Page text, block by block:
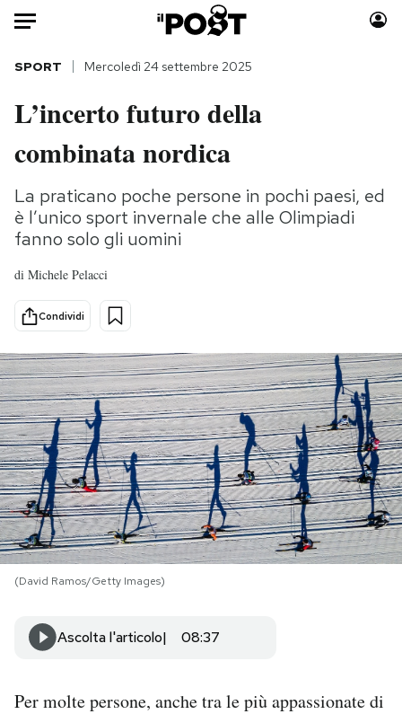
Auto
HOME
Italia
Politica
Tecnologia
Scienza
Cultura
Economia
Sport
Moda
Consumismi
Storie/Idee
Mondiali calcio 2026
PODCAST
NEWSLETTER
I MIEI PREFERITI
SPORT Mercoledì 24 settembre 2025
L’incerto futuro della
combinata nordica
La praticano poche persone in pochi paesi, ed
è l’unico sport invernale che alle Olimpiadi
fanno solo gli uomini
di Michele Pelacci
Condividi
(David Ramos/Getty Images)
Ascolta l'articolo 08:37
Per molte persone, anche tra le più appassionate di